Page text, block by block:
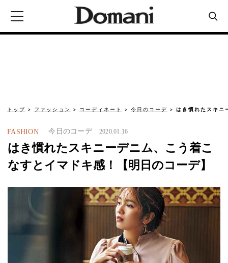
トップ ファッション コーディネート 今日のコーデ はき慣れたスキニ
FASHION 今日のコーデ 2020.01.16
はき慣れたスキニーデニム、こう着こ
なすとイマドキ感！【明日のコーデ】